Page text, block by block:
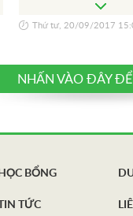
cảnh không được
lắm, nhưng mùa nao
Thứ tư, 20/09/2017
NHẤN VÀO ĐÂY ĐỂ
HỌC BỔNG
TIN TỨC